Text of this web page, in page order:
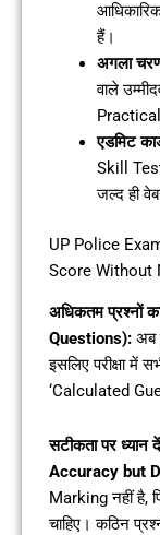
हैं।
अगला
वाले
एडमिट
Skill
जल्द ही
UP Police
Score Without
अधिकतम प्रश्नों
Questions): अब
इसलिए परीक्षा में
‘Calculated
सटीकता पर
Accuracy but
Marking नहीं है,
चाहिए। कठिन